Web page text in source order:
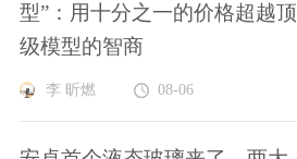
型”：用十分之一的价格超越顶
级模型的智商
李 昕燃 08-06